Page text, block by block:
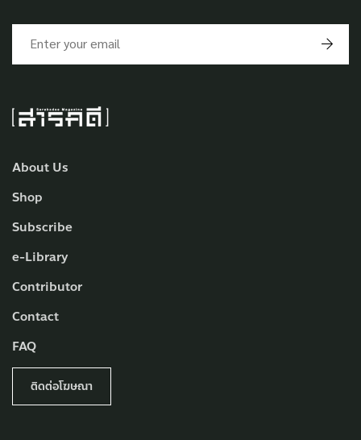
About Us
Shop
Subscribe
e-Library
Contributor
Contact
FAQ
ติดต่อโฆษณา